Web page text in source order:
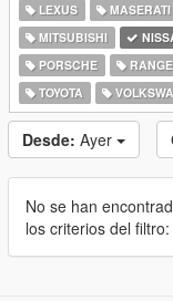
LEXUS
MASERATI
MITSUBISHI
PORSCHE
TOYOTA
Desde: Ayer
No se han
los criterios del filtro: